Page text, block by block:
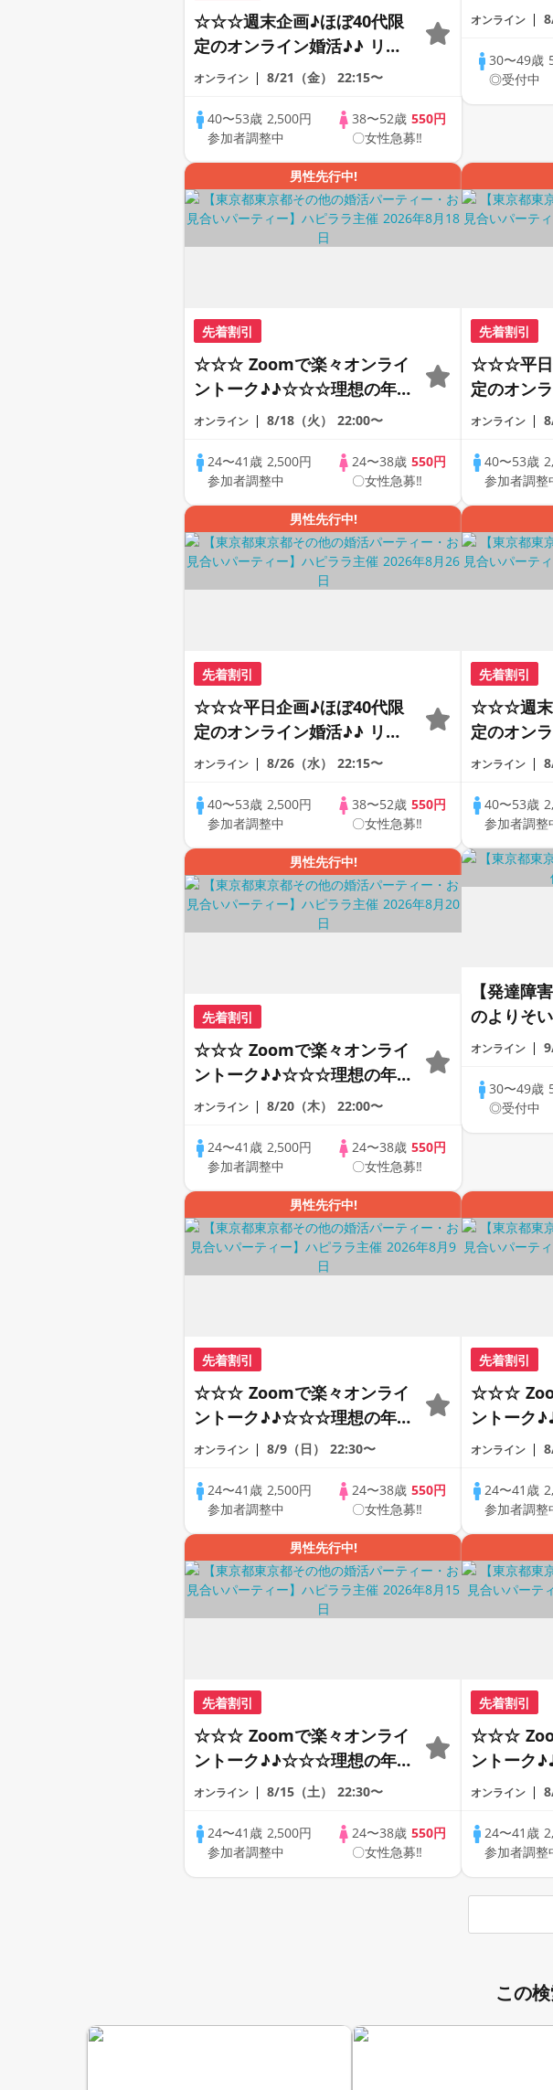
☆☆☆週末企画♪ほぼ40代限
定のオンライン婚活♪♪ リモ
ートの出会い応援♪♪ おうち
の方が対象☆ 司会進行あり
♪♪ THE 42s ONLINE
PARTY!!
オンライン 8/21（金） 22:15〜
40〜53歳 2,500円
参加者調整中
38〜52歳 550円
〇女性急募‼
会《30代
オンライン
30〜49歳
◎受付中
男性先行中!
先着割引
☆☆☆ Zoomで楽々オンライ
ントーク♪♪☆☆☆理想の年の
差♪♪ そろそろ・・・素敵な
アルなオンライン婚活☆全国
の方が対象☆司会進行あり♪♪
オンライン 8/18（火） 22:00〜
24〜41歳 2,500円
参加者調整中
24〜38歳 550円
〇女性急募‼
先着割引
☆☆☆平日
定のオン
ートの出
の方が対
♪♪ THE
PARTY!!
オンライン
40〜53歳
参加者調整
男性先行中!
先着割引
☆☆☆平日企画♪ほぼ40代限
定のオンライン婚活♪♪ リモ
ートの出会い応援♪♪ おうち
の方が対象☆ 司会進行あり
♪♪ THE 43s ONLINE
PARTY!!
オンライン 8/26（水） 22:15〜
40〜53歳 2,500円
参加者調整中
38〜52歳 550円
〇女性急募‼
先着割引
☆☆☆週末
定のオン
ートの出
の方が対
♪♪ THE
PARTY!!
オンライン
40〜53歳
参加者調整
男性先行中!
先着割引
☆☆☆ Zoomで楽々オンライ
ントーク♪♪☆☆☆理想の年の
差♪♪ そろそろ・・・素敵な
アルなオンライン婚活☆全国
の方が対象☆司会進行あり♪♪
オンライン 8/20（木） 22:00〜
24〜41歳 2,500円
参加者調整中
24〜38歳 550円
〇女性急募‼
【発達障
のよりそ
限定》＠
オンライン
30〜49歳
◎受付中
男性先行中!
先着割引
☆☆☆ Zoomで楽々オンライ
ントーク♪♪☆☆☆理想の年の
差♪♪ そろそろ・・・素敵な
アルなオンライン婚活☆全国
の方が対象☆司会進行あり♪♪
オンライン 8/9（日） 22:30〜
24〜41歳 2,500円
参加者調整中
24〜38歳 550円
〇女性急募‼
先着割引
☆☆☆
ントーク
差♪♪ そろ
アルなオ
の方が対
オンライン
24〜41歳
参加者調整
男性先行中!
先着割引
☆☆☆ Zoomで楽々オンライ
ントーク♪♪☆☆☆理想の年の
差♪♪ そろそろ・・・素敵な
アルなオンライン婚活☆全国
の方が対象☆司会進行あり♪♪
オンライン 8/15（土） 22:30〜
24〜41歳 2,500円
参加者調整中
24〜38歳 550円
〇女性急募‼
先着割引
☆☆☆
ントーク
差♪♪ そろ
アルなオ
の方が対
オンライン
24〜41歳
参加者調整
この